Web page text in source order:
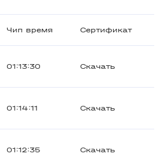
Чип время Сертификат
01:13:30 Скачать
01:14:11 Скачать
01:12:35 Скачать